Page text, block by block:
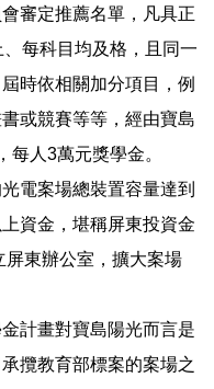
審定推薦名單，凡具正
每科目均及格，且同一
時依相關加分項目，例
或競賽等等，經由寶島
每人3萬元獎學金。
電案場總裝置容量達到
資金，堪稱屏東投資金
東辦公室，擴大案場
計畫對寶島陽光而言是
攬教育部標案的案場之